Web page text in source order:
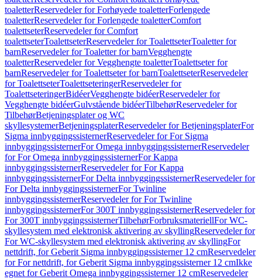
toaletterReservedeler for Forhøyede toaletterForlengede
toaletterReservedeler for Forlengede toaletterComfort
toalettseterReservedeler for Comfort
toalettseterToalettseterReservedeler for ToalettseterToaletter for
barnReservedeler for Toaletter for barnVegghengte
toaletterReservedeler for Vegghengte toaletterToalettseter for
barnReservedeler for Toalettseter for barnToalettseterReservedeler
for ToalettseterToalettseteringerReservedeler for
ToalettseteringerBidéerVegghengte bidéerReservedeler for
Vegghengte bidéerGulvstående bidéerTilbehørReservedeler for
TilbehørBetjeningsplater og WC
skyllesystemerBetjeningsplaterReservedeler for BetjeningsplaterFor
Sigma innbyggingssisternerReservedeler for For Sigma
innbyggingssisternerFor Omega innbyggingssisternerReservedeler
for For Omega innbyggingssisternerFor Kappa
innbyggingssisternerReservedeler for For Kappa
innbyggingssisternerFor Delta innbyggingssisternerReservedeler for
For Delta innbyggingssisternerFor Twinline
innbyggingssisternerReservedeler for For Twinline
innbyggingssisternerFor 300T innbyggingssisternerReservedeler for
For 300T innbyggingssisternerTilbehørForbruksmateriellFor WC-
skyllesystem med elektronisk aktivering av skyllingReservedeler for
For WC-skyllesystem med elektronisk aktivering av skyllingFor
nettdrift, for Geberit Sigma innbyggingssisterner 12 cmReservedeler
for For nettdrift, for Geberit Sigma innbyggingssisterner 12 cmIkke
egnet for Geberit Omega innbyggingssisterner 12 cmReservedeler